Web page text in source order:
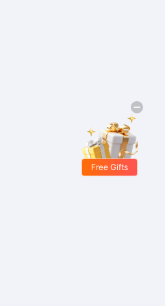
Free Gifts